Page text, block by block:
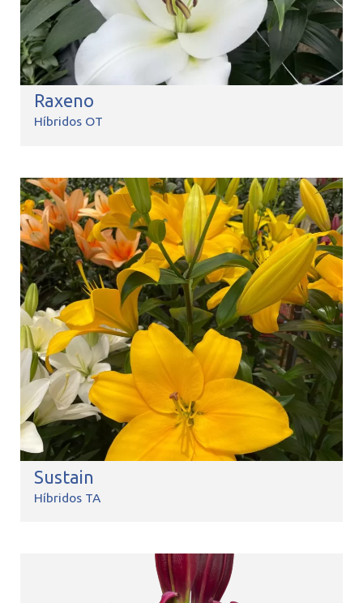
Raxeno
Híbridos OT
Sustain
Híbridos TA